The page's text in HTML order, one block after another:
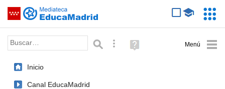
Saltar navegación
Palabra o frase: Búsqueda avanzada
Ayuda
(en
Inicio
Canal EducaMadrid